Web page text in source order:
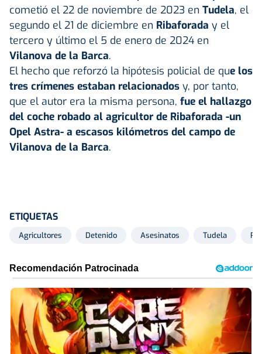
cometió el 22 de noviembre de 2023 en Tudela, el
segundo el 21 de diciembre en Ribaforada y el
tercero y último el 5 de enero de 2024 en
Vilanova de la Barca.
El hecho que reforzó la hipótesis policial de que los
tres crímenes estaban relacionados y, por tanto,
que el autor era la misma persona, fue el hallazgo
del coche robado al agricultor de Ribaforada -un
Opel Astra- a escasos kilómetros del campo de
Vilanova de la Barca.
ETIQUETAS
Agricultores Detenido Asesinatos Tudela